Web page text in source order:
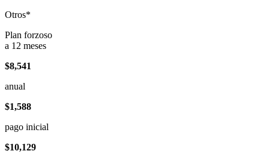
Otros*
Plan forzoso
a 12 meses
$8,541
anual
$1,588
pago inicial
$10,129